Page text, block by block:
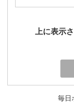
上に表示
毎日